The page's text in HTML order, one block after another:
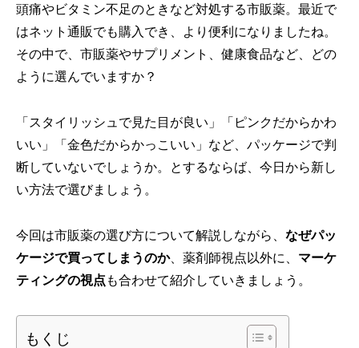
頭痛やビタミン不足のときなど対処する市販薬。最近で
はネット通販でも購入でき、より便利になりましたね。
その中で、市販薬やサプリメント、健康食品など、どの
ように選んでいますか？
「スタイリッシュで見た目が良い」「ピンクだからかわ
いい」「金色だからかっこいい」など、パッケージで判
断していないでしょうか。とするならば、今日から新し
い方法で選びましょう。
今回は市販薬の選び方について解説しながら、 なぜパッ
ケージで買ってしまうのか、薬剤師視点以外に、 マーケ
ティングの視点 も合わせて紹介していきましょう。
もくじ